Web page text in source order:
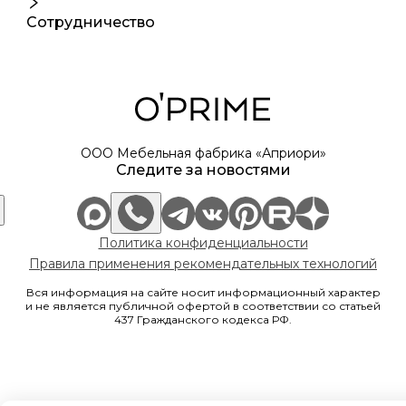
БЕНЕДИКТ
ЛЕТТЕРС
ЛУИ
МЕРКУРИ
Сотрудничество
ООО Мебельная фабрика «Априори»
Следите за новостями
Политика конфиденциальности
Правила применения рекомендательных технологий
Вся информация на сайте носит информационный характер
и не является публичной офертой в соответствии со статьей
437 Гражданского кодекса РФ.